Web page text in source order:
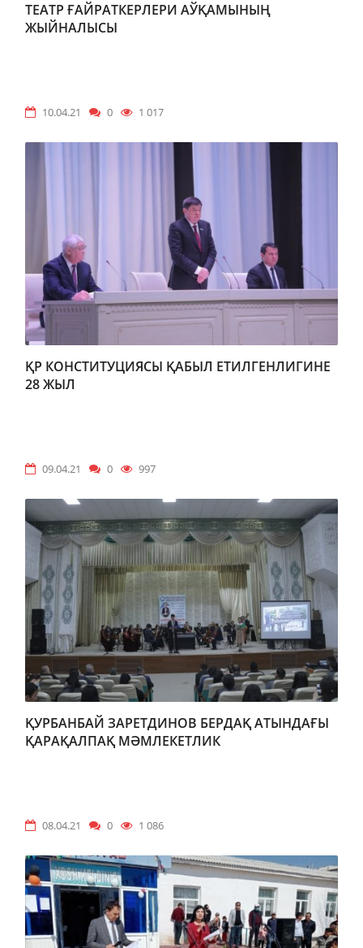
ТЕАТР ҒАЙРАТКЕРЛЕРИ АЎҚАМЫНЫҢ
ЖЫЙНАЛЫСЫ
10.04.21 0 1 017
ҚР КОНСТИТУЦИЯСЫ ҚАБЫЛ ЕТИЛГЕНЛИГИНЕ
28 ЖЫЛ
09.04.21 0 997
ҚУРБАНБАЙ ЗАРЕТДИНОВ БЕРДАҚ АТЫНДАҒЫ
ҚАРАҚАЛПАҚ МӘМЛЕКЕТЛИК
08.04.21 0 1 086